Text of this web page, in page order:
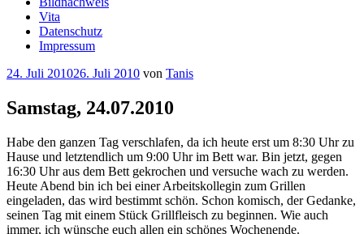
Vita
Datenschutz
Impressum
Veröffentlicht
24. Juli 201026. Juli 2010 von Tanis
Samstag, 24.07.2010
Habe den ganzen Tag verschlafen, da ich heute erst um 8:30 Uhr zu
Hause und letztendlich um 9:00 Uhr im Bett war. Bin jetzt, gegen
16:30 Uhr aus dem Bett gekrochen und versuche wach zu werden.
Heute Abend bin ich bei einer Arbeitskollegin zum Grillen
eingeladen, das wird bestimmt schön. Schon komisch, der Gedanke,
seinen Tag mit einem Stück Grillfleisch zu beginnen. Wie auch
immer, ich wünsche euch allen ein schönes Wochenende.